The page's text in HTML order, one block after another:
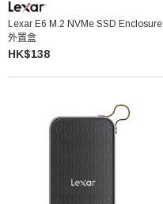
Lexar E6 M.2 NVMe SSD Enclosure
外置盒
HK$138